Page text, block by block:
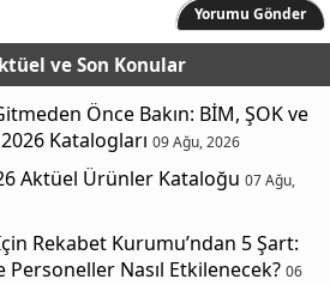
Yorumu Gönder
ve Son Konular
Önce Bakın: BİM, ŞOK ve
Katalogları 09 Ağu, 2026
Aktüel Ürünler Kataloğu 07 Ağu,
Rekabet Kurumu’ndan 5 Şart:
Personeller Nasıl Etkilenecek? 06